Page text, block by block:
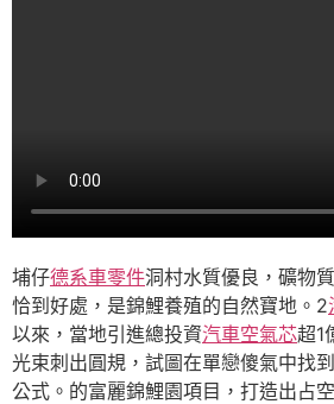
埔仔德系車零件洞村水質優良，礦物
恰到好處，是錦鯉養殖的自然寶地。2
以來，當地引進總投資汽車空氣芯超1
光束刺出圓規，試圖在單戀傻氣中找
公式。的富麗錦鯉園項目，打造出占